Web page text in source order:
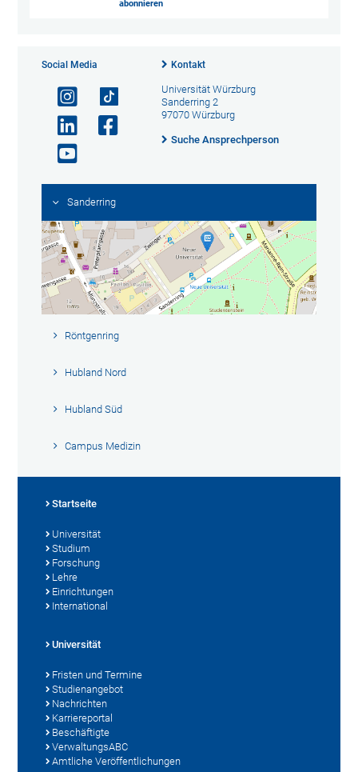
abonnieren
Social Media Kontakt
Universität Würzburg
Sanderring 2
97070 Würzburg
Suche Ansprechperson
Sanderring
Röntgenring
Hubland Nord
Hubland Süd
Campus Medizin
Startseite
Universität
Studium
Forschung
Lehre
Einrichtungen
International
Universität
Fristen und Termine
Studienangebot
Nachrichten
Karriereportal
Beschäftigte
VerwaltungsABC
Amtliche Veröffentlichungen